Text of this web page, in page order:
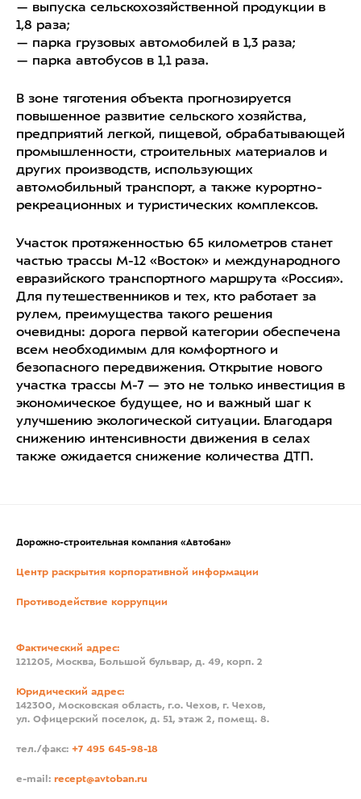
— выпуска сельскохозяйственной продукции в
1,8 раза;
— парка грузовых автомобилей в 1,3 раза;
— парка автобусов в 1,1 раза.
В зоне тяготения объекта прогнозируется
повышенное развитие сельского хозяйства,
предприятий легкой, пищевой, обрабатывающей
промышленности, строительных материалов и
других производств, использующих
автомобильный транспорт, а также курортно-
рекреационных и туристических комплексов.
Участок протяженностью 65 километров станет
частью трассы М-12 «Восток» и международного
евразийского транспортного маршрута «Россия».
Для путешественников и тех, кто работает за
рулем, преимущества такого решения
очевидны: дорога первой категории обеспечена
всем необходимым для комфортного и
безопасного передвижения. Открытие нового
участка трассы М-7 — это не только инвестиция в
экономическое будущее, но и важный шаг к
улучшению экологической ситуации. Благодаря
снижению интенсивности движения в селах
также ожидается снижение количества ДТП.
Дорожно-строительная компания «Автобан»
Центр раскрытия корпоративной информации
Противодействие коррупции
Фактический адрес:
121205, Москва, Большой бульвар, д. 49, корп. 2
Юридический адрес:
142300, Московская область, г.о. Чехов, г. Чехов,
ул. Офицерский поселок, д. 51, этаж 2, помещ. 8.
тел./факс: +7 495 645-98-18
e-mail: recept@avtoban.ru